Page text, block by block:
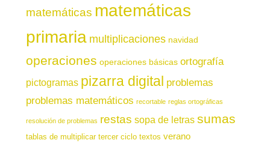
matemáticas matemáticas
primaria multiplicaciones navidad
operaciones operaciones básicas ortografía
pictogramas pizarra digital problemas
problemas matemáticos recortable reglas ortográficas
resolución de problemas restas sopa de letras sumas
tablas de multiplicar tercer ciclo textos verano